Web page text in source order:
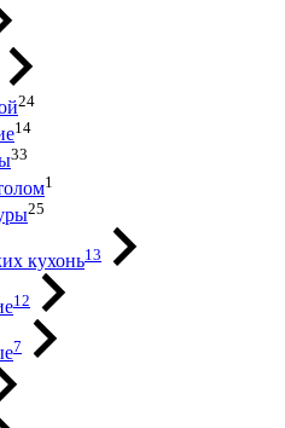
24
14
33
1
25
кухонь13
12
7